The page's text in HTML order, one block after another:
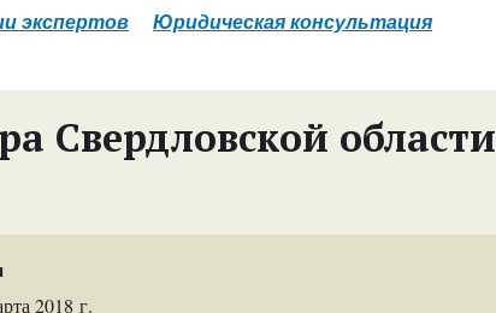
экспертов Юридическая консультация
Свердловской области
2018 г.